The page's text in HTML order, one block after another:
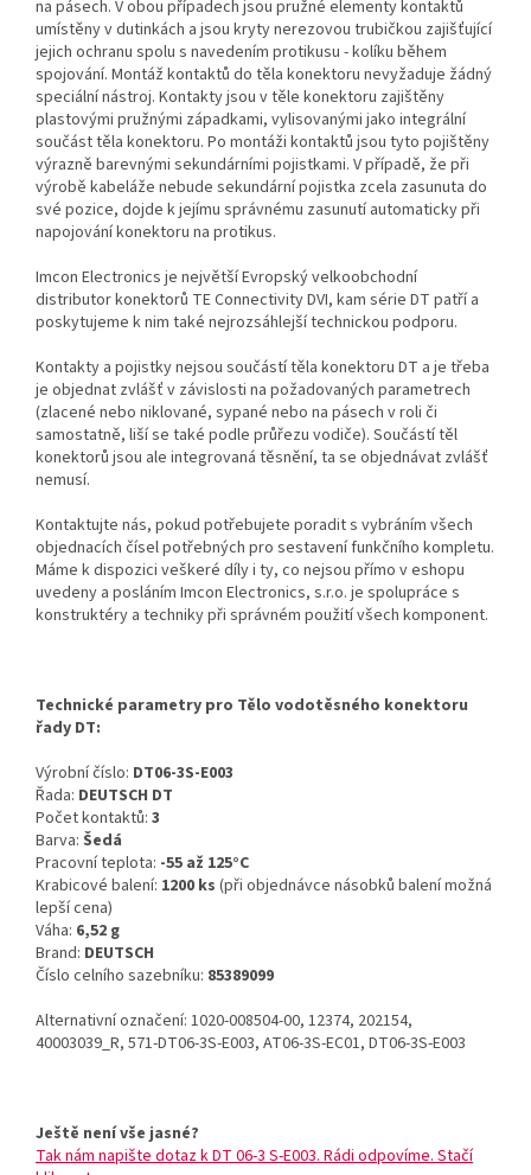
na pásech. V obou případech jsou pružné elementy kontaktů
umístěny v dutinkách a jsou kryty nerezovou trubičkou zajišťující
jejich ochranu spolu s navedením protikusu - kolíku během
spojování. Montáž kontaktů do těla konektoru nevyžaduje žádný
speciální nástroj. Kontakty jsou v těle konektoru zajištěny
plastovými pružnými západkami, vylisovanými jako integrální
součást těla konektoru. Po montáži kontaktů jsou tyto pojištěny
výrazně barevnými sekundárními pojistkami. V případě, že při
výrobě kabeláže nebude sekundární pojistka zcela zasunuta do
své pozice, dojde k jejímu správnému zasunutí automaticky při
napojování konektoru na protikus.
Imcon Electronics je největší Evropský velkoobchodní
distributor konektorů TE Connectivity DVI, kam série DT patří a
poskytujeme k nim také nejrozsáhlejší technickou podporu.
Kontakty a pojistky nejsou součástí těla konektoru DT a je třeba
je objednat zvlášť v závislosti na požadovaných parametrech
(zlacené nebo niklované, sypané nebo na pásech v roli či
samostatně, liší se také podle průřezu vodiče). Součástí těl
konektorů jsou ale integrovaná těsnění, ta se objednávat zvlášť
nemusí.
Kontaktujte nás, pokud potřebujete poradit s vybráním všech
objednacích čísel potřebných pro sestavení funkčního kompletu.
Máme k dispozici veškeré díly i ty, co nejsou přímo v eshopu
uvedeny a posláním Imcon Electronics, s.r.o. je spolupráce s
konstruktéry a techniky při správném použití všech komponent.
Technické parametry pro Tělo vodotěsného konektoru
řady DT:
Výrobní číslo: DT06-3S-E003
Řada: DEUTSCH DT
Počet kontaktů: 3
Barva: Šedá
Pracovní teplota: -55 až 125°C
Krabicové balení: 1200 ks (při objednávce násobků balení možná
lepší cena)
Váha: 6,52 g
Brand: DEUTSCH
Číslo celního sazebníku: 85389099
Alternativní označení: 1020-008504-00, 12374, 202154,
40003039_R, 571-DT06-3S-E003, AT06-3S-EC01, DT06-3S-E003
Ještě není vše jasné?
Tak nám napište dotaz k DT 06-3 S-E003. Rádi odpovíme. Stačí